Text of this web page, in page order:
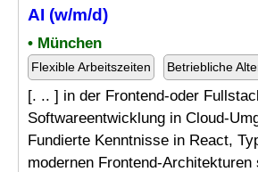
AI (w/m/d)
• München
Flexible Arbeitszeiten Betriebliche
[. .. ] in der Frontend-oder
Softwareentwicklung in Cloud-
Fundierte Kenntnisse in React,
modernen Frontend-Architekturen